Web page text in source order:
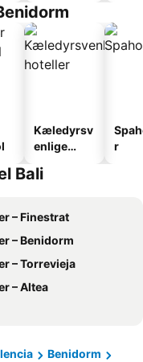
Kæledyrsv
enlige
r
Bali
– Finestrat
– Benidorm
– Torrevieja
– Altea
Benidorm